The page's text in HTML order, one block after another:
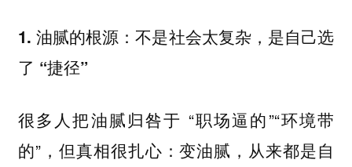
1. 油腻的根源：不是社会太复杂，是自己选
了 “捷径”
很多人把油腻归咎于 “职场逼的”“环境带
的”，但真相很扎心：变油腻，从来都是自